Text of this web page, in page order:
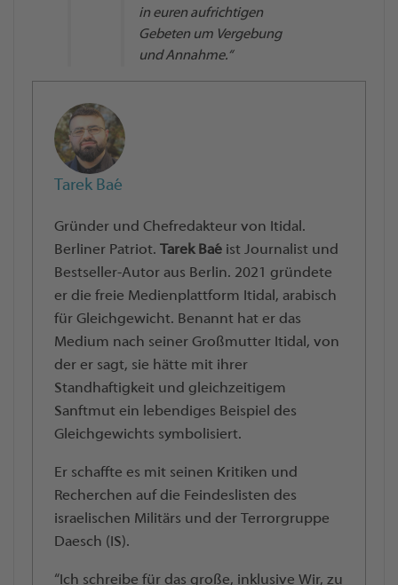
in euren aufrichtigen
Gebeten um Vergebung
und Annahme.“
Tarek Baé
Gründer und Chefredakteur von Itidal.
Berliner Patriot. Tarek Baé ist Journalist und
Bestseller-Autor aus Berlin. 2021 gründete
er die freie Medienplattform Itidal, arabisch
für Gleichgewicht. Benannt hat er das
Medium nach seiner Großmutter Itidal, von
der er sagt, sie hätte mit ihrer
Standhaftigkeit und gleichzeitigem
Sanftmut ein lebendiges Beispiel des
Gleichgewichts symbolisiert.
Er schaffte es mit seinen Kritiken und
Recherchen auf die Feindeslisten des
israelischen Militärs und der Terrorgruppe
Daesch (IS).
“Ich schreibe für das große, inklusive Wir, zu